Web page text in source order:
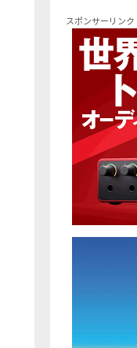
スポンサーリンク